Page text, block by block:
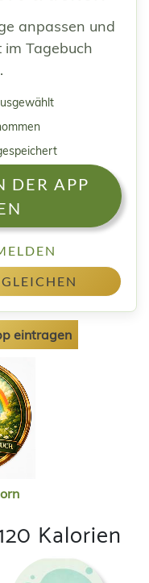
anpassen und
Tagebuch
DER APP
eintragen
Kalorien